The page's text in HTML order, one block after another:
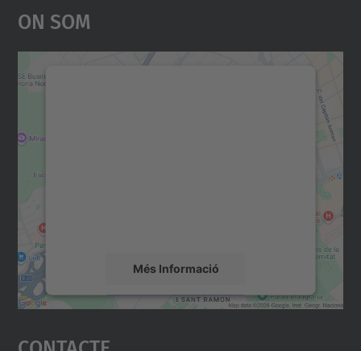
On Som
Més Informació
Accepta
powered by